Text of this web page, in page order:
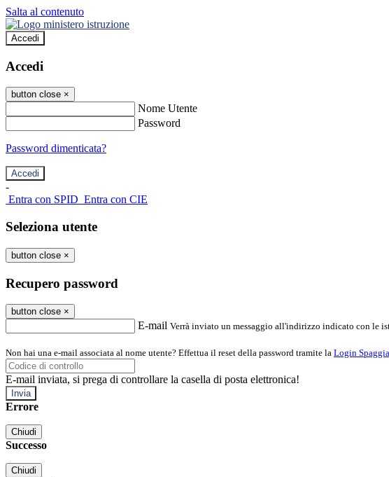
Salta al contenuto
Accedi
Accedi
button close ×
Nome Utente
Password
Password dimenticata?
-
Entra con SPID Entra con CIE
Seleziona utente
button close ×
Recupero password
button close ×
E-mail Verrà inviato un messaggio all'indirizzo indicato con le
Non hai una e-mail associata al nome utente? Effettua il reset della password tramite la Login
E-mail inviata, si prega di controllare la casella di posta elettronica!
Errore
Chiudi
Successo
Chiudi